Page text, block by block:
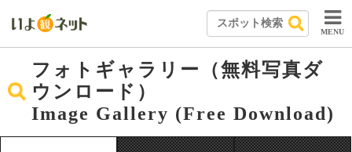
MENU
フォトギャラリー（無料写真ダ
ウンロード）
Image Gallery (Free Download)